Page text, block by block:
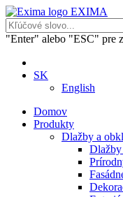
EXIMA
"Enter" alebo "ESC" pre
SK
English
Domov
Produkty
Dlažby a